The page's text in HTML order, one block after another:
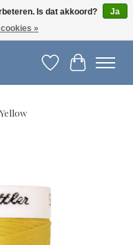
Verlanglijst
Is dat akkoord?
Ja
»